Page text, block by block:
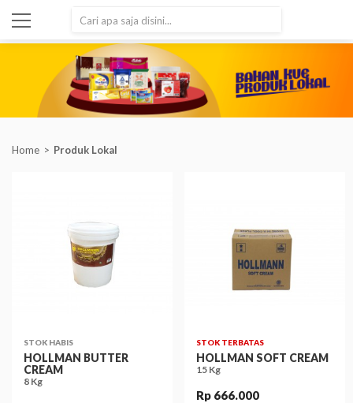
Home Produk Lokal
STOK HABIS
HOLLMAN BUTTER
CREAM
8 Kg
STOK TERBATAS
HOLLMAN SOFT CREAM
15 Kg
Rp 666.000